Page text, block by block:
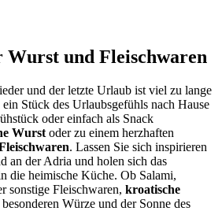
und Fleischwaren
und der letzte Urlaub ist viel zu lange
Stück des Urlaubsgefühls nach Hause
oder einfach als Snack
Wurst oder zu einem herzhaften
. Lassen Sie sich inspirieren
an der Adria und holen sich das
die heimische Küche. Ob Salami,
sonstige Fleischwaren, kroatische
Würze und der Sonne des